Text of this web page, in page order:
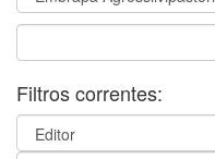
Filtros correntes: